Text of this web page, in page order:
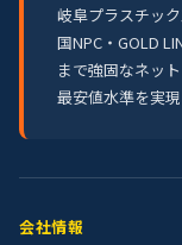
岐阜プラスチッ
国NPC・GOLD
まで強固なネッ
最安値水準を実現
会社情報